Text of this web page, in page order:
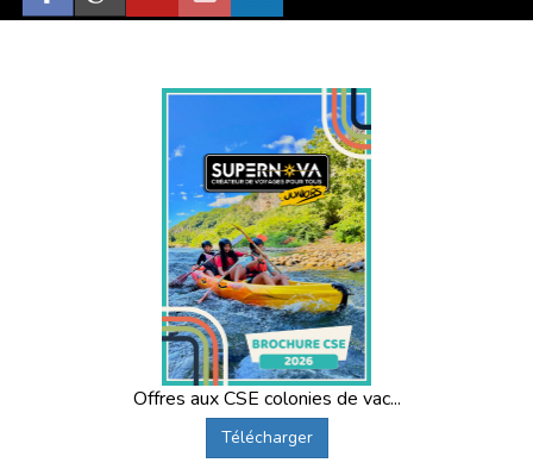
Offres aux CSE colonies de vac...
Télécharger